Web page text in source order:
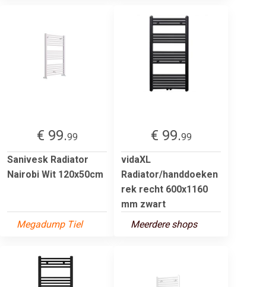
€ 99.99
Sanivesk Radiator
Nairobi Wit 120x50cm
Megadump Tiel
€ 99.99
vidaXL
Radiator/handdoeken
rek recht 600x1160
mm zwart
Meerdere shops